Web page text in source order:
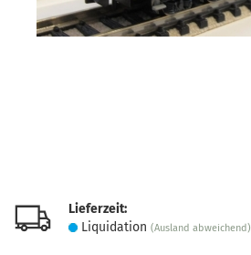
Lieferzeit:
Liquidation (Ausland abweichend)